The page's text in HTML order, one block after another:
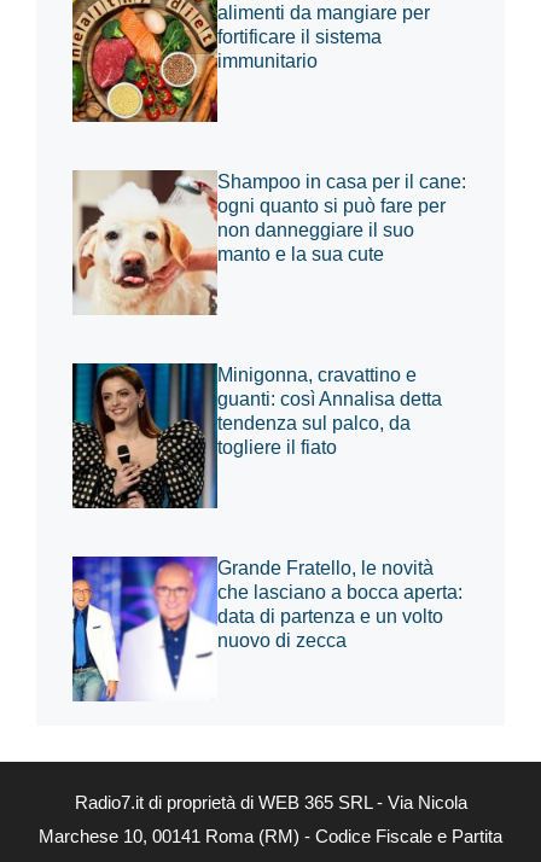
alimenti da mangiare per
fortificare il sistema
immunitario
Shampoo in casa per il cane:
ogni quanto si può fare per
non danneggiare il suo
manto e la sua cute
Minigonna, cravattino e
guanti: così Annalisa detta
tendenza sul palco, da
togliere il fiato
Grande Fratello, le novità
che lasciano a bocca aperta:
data di partenza e un volto
nuovo di zecca
Radio7.it di proprietà di WEB 365 SRL - Via Nicola
Marchese 10, 00141 Roma (RM) - Codice Fiscale e Partita